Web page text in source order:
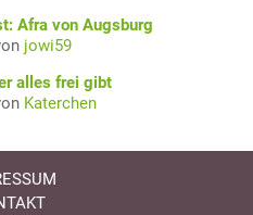
Afra von Augsburg
jowi59
alles frei gibt
Katerchen